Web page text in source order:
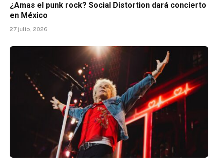
¿Amas el punk rock? Social Distortion dará concierto
en México
27 julio, 2026